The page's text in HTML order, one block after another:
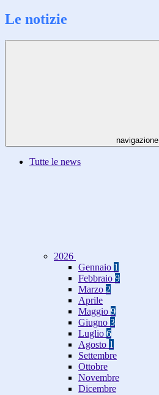
Le notizie
navigazione
Tutte le news
2026
Gennaio 1
Febbraio 9
Marzo 2
Aprile
Maggio 9
Giugno 3
Luglio 6
Agosto 1
Settembre
Ottobre
Novembre
Dicembre